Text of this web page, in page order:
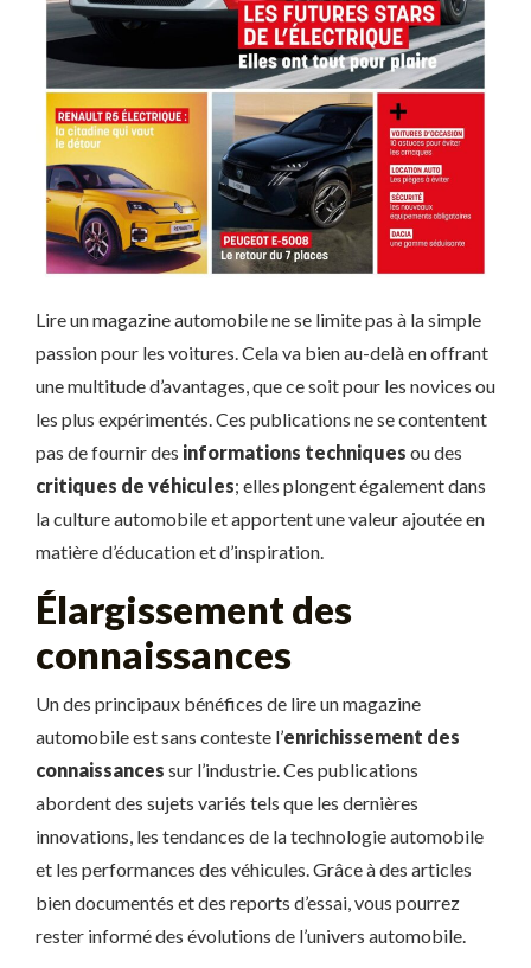
Lire un magazine automobile ne se limite pas à la simple
passion pour les voitures. Cela va bien au-delà en offrant
une multitude d’avantages, que ce soit pour les novices ou
les plus expérimentés. Ces publications ne se contentent
pas de fournir des informations techniques ou des
critiques de véhicules; elles plongent également dans
la culture automobile et apportent une valeur ajoutée en
matière d’éducation et d’inspiration.
Élargissement des
connaissances
Un des principaux bénéfices de lire un magazine
automobile est sans conteste l’enrichissement des
connaissances sur l’industrie. Ces publications
abordent des sujets variés tels que les dernières
innovations, les tendances de la technologie automobile
et les performances des véhicules. Grâce à des articles
bien documentés et des reports d’essai, vous pourrez
rester informé des évolutions de l’univers automobile.